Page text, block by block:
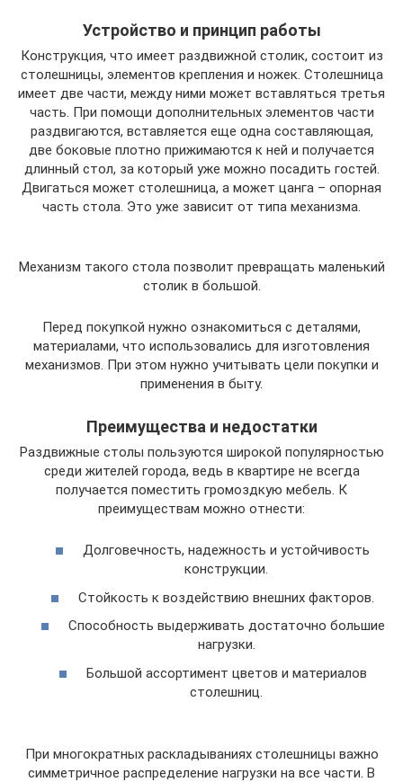
Устройство и принцип работы
Конструкция, что имеет раздвижной столик, состоит из
столешницы, элементов крепления и ножек. Столешница
имеет две части, между ними может вставляться третья
часть. При помощи дополнительных элементов части
раздвигаются, вставляется еще одна составляющая,
две боковые плотно прижимаются к ней и получается
длинный стол, за который уже можно посадить гостей.
Двигаться может столешница, а может цанга – опорная
часть стола. Это уже зависит от типа механизма.
Механизм такого стола позволит превращать маленький
столик в большой.
Перед покупкой нужно ознакомиться с деталями,
материалами, что использовались для изготовления
механизмов. При этом нужно учитывать цели покупки и
применения в быту.
Преимущества и недостатки
Раздвижные столы пользуются широкой популярностью
среди жителей города, ведь в квартире не всегда
получается поместить громоздкую мебель. К
преимуществам можно отнести:
Долговечность, надежность и устойчивость
конструкции.
Стойкость к воздействию внешних факторов.
Способность выдерживать достаточно большие
нагрузки.
Большой ассортимент цветов и материалов
столешниц.
При многократных раскладываниях столешницы важно
симметричное распределение нагрузки на все части. В